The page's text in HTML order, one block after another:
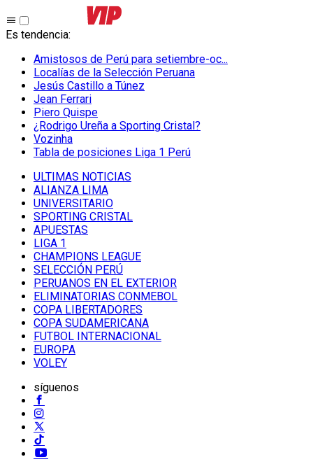
Es tendencia:
Amistosos de Perú para setiembre-oc...
Localías de la Selección Peruana
Jesús Castillo a Túnez
Jean Ferrari
Piero Quispe
¿Rodrigo Ureña a Sporting Cristal?
Vozinha
Tabla de posiciones Liga 1 Perú
ULTIMAS NOTICIAS
ALIANZA LIMA
UNIVERSITARIO
SPORTING CRISTAL
APUESTAS
LIGA 1
CHAMPIONS LEAGUE
SELECCIÓN PERÚ
PERUANOS EN EL EXTERIOR
ELIMINATORIAS CONMEBOL
COPA LIBERTADORES
COPA SUDAMERICANA
FUTBOL INTERNACIONAL
EUROPA
VOLEY
síguenos